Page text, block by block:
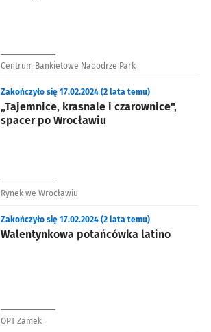
Centrum Bankietowe Nadodrze Park
„Tajemnice, krasnale i czarownice",
spacer po Wrocławiu
Zakończyło się 17.02.2024 (2 lata temu)
Rynek we Wrocławiu
Walentynkowa potańcówka latino
Zakończyło się 17.02.2024 (2 lata temu)
OPT Zamek